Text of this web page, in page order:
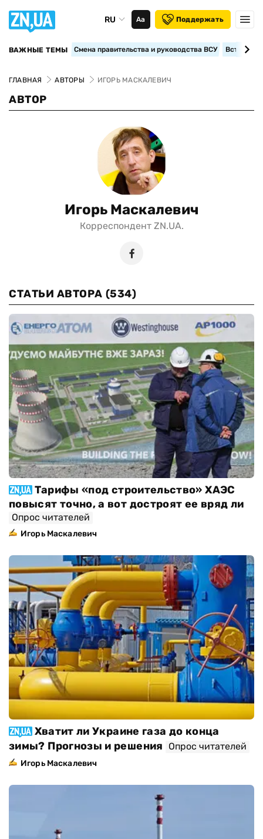
RU Аа Поддержать
ВАЖНЫЕ ТЕМЫ Смена правительства и руководства ВСУ
ГЛАВНАЯ АВТОРЫ ИГОРЬ МАСКАЛЕВИЧ
АВТОР
Игорь Маскалевич
Корреспондент ZN.UA.
СТАТЬИ АВТОРА (534)
Тарифы «под строительство» ХАЭС
повысят точно, а вот достроят ее вряд ли
Опрос читателей
Игорь Маскалевич
Хватит ли Украине газа до конца
зимы? Прогнозы и решения
Опрос читателей
Игорь Маскалевич